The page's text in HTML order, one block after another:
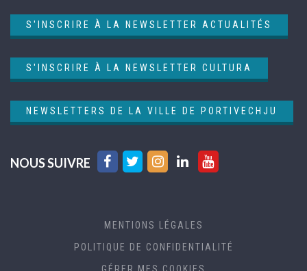
S'INSCRIRE À LA NEWSLETTER ACTUALITÉS
S'INSCRIRE À LA NEWSLETTER CULTURA
NEWSLETTERS DE LA VILLE DE PORTIVECHJU
NOUS SUIVRE
Lien
compte
Lien
compte
Lien
compte
Lien
compte
LinkedinYoutube
MENTIONS LÉGALES
POLITIQUE DE CONFIDENTIALITÉ